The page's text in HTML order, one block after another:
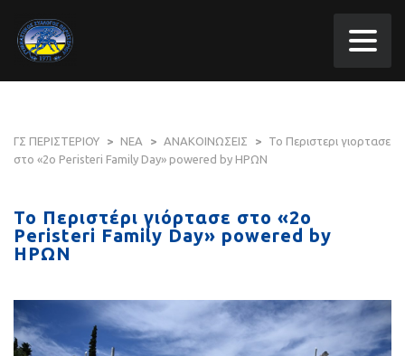
ΓΣ ΠΕΡΙΣΤΕΡΙΟΥ > ΝΕΑ > ΑΝΑΚΟΙΝΩΣΕΙΣ >
Το Περιστερι γιορτασε
στο «2ο Peristeri Family Day» powered by ΗΡΩΝ
Το Περιστέρι γιόρτασε στο «2ο
Peristeri Family Day» powered by
ΗΡΩΝ